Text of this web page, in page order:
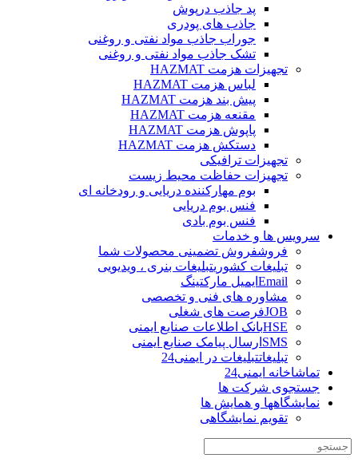
پد جاذب درپوش
جاذب های پودری
جوراب جاذب مواد نفتی و روغنی
تشک جاذب مواد نفتی و روغنی
تجهیزات هزمت HAZMAT
لباس هزمت HAZMAT
پیش بند هزمت HAZMAT
مقنعه هزمت HAZMAT
پاپوش هزمت HAZMAT
دستکش هزمت HAZMAT
تجهیزات ترافیکی
تجهیزات حفاظت محیط زیست
بوم مهارکننده دریایی و رودخانه ای
فنس بوم دریایی
فنس بوم بادی
سرویس ها و خدمات
فروشفروش تضمینی محصولات شما
تبلیغات کشوریتبلیغات بنری ، ویدیویی
Email ایمیل مارکتینگ
مشاوره های فنی و تخصصی
JOBفرصت های شغلی
HSEبانک اطلاعات صنایع ایمنی
SMS ارسال پیامک صنایع ایمنی
تبلیغاتتبلیغات در ایمنی24
تماشاخانه ایمنی24
جستجوی شرکت ها
نمایشگاهها و همایش ها
تقویم نمایشگاهی